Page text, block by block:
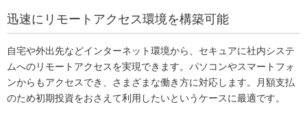
迅速にリモートアクセス環境を構築可能
自宅や外出先などインターネット環境から、セキュアに社内システ
ムへのリモートアクセスを実現できます。パソコンやスマートフォ
ンからもアクセスでき、さまざまな働き方に対応します。月額支払
のため初期投資をおさえて利用したいというケースに最適です。